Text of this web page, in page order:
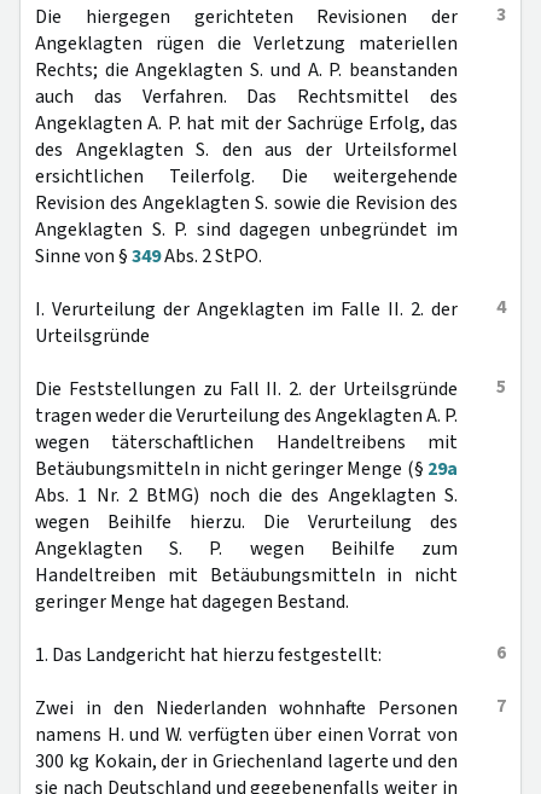
3
Die hiergegen gerichteten Revisionen der
Angeklagten rügen die Verletzung materiellen
Rechts; die Angeklagten S. und A. P. beanstanden
auch das Verfahren. Das Rechtsmittel des
Angeklagten A. P. hat mit der Sachrüge Erfolg, das
des Angeklagten S. den aus der Urteilsformel
ersichtlichen Teilerfolg. Die weitergehende
Revision des Angeklagten S. sowie die Revision des
Angeklagten S. P. sind dagegen unbegründet im
Sinne von §349Abs. 2 StPO.
4
I. Verurteilung der Angeklagten im Falle II. 2. der
Urteilsgründe
5
Die Feststellungen zu Fall II. 2. der Urteilsgründe
tragen weder die Verurteilung des Angeklagten A. P.
wegen täterschaftlichen Handeltreibens mit
Betäubungsmitteln in nicht geringer Menge (§ 29a
Abs. 1 Nr. 2 BtMG) noch die des Angeklagten S.
wegen Beihilfe hierzu. Die Verurteilung des
Angeklagten S. P. wegen Beihilfe zum
Handeltreiben mit Betäubungsmitteln in nicht
geringer Menge hat dagegen Bestand.
6
1. Das Landgericht hat hierzu festgestellt:
7
Zwei in den Niederlanden wohnhafte Personen
namens H. und W. verfügten über einen Vorrat von
300 kg Kokain, der in Griechenland lagerte und den
sie nach Deutschland und gegebenenfalls weiter in